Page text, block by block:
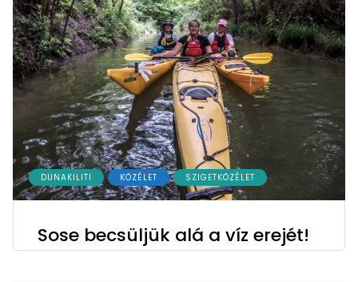
DUNAKILITI KÖZÉLET SZIGETKÖZÉLET
Sose becsüljük alá a víz erejét!